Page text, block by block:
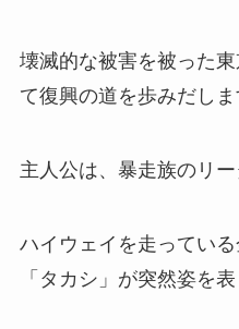
壊滅的な被害を被った
て復興の道を歩みだしま
主人公は、暴走族のリー
ハイウェイを走ってい
「タカシ」が突然姿を表